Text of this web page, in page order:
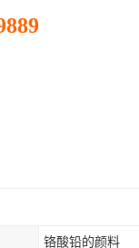
铬酸铅的颜料